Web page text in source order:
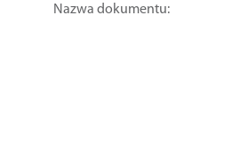
Nazwa dokumentu: